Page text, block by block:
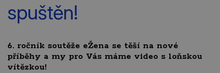
spuštěn!
6. ročník soutěže eŽena se těší na nové
příběhy a my pro Vás máme video s loňskou
vítězkou!